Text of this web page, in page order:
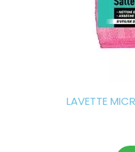
LAVETTE